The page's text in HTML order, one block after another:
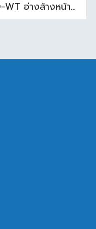
TF0550-WT อ่างล้างหน้าแบบแขวน 55 cm สีขาว